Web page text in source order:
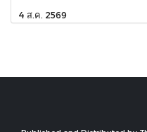
4 ส.ค. 2569